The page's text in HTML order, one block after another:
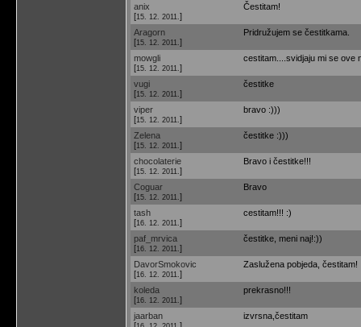
anix
[15. 12. 2011. ]
Čestitam!
Aragorn
[15. 12. 2011. ]
Pridružujem se čestitkama.
mowgli
[15. 12. 2011. ]
cestitam....svidjaju mi se ove
vugi
[15. 12. 2011. ]
čestitke
viper
[15. 12. 2011. ]
bravo :)))
Zelena
[15. 12. 2011. ]
čestitke :)))
chocolaterie
[15. 12. 2011. ]
Bravo i čestitke!!!
Coguar
[15. 12. 2011. ]
Bravo
tash
[16. 12. 2011. ]
cestitam!!! :)
paf_mrvica
[16. 12. 2011. ]
čestitke, meni naj!:))
DavorSmokovic
[16. 12. 2011. ]
Zaslužena pobjeda, čestitam!
koleda
[16. 12. 2011. ]
prekrasno!!!
jaarban
izvrsna,čestitam